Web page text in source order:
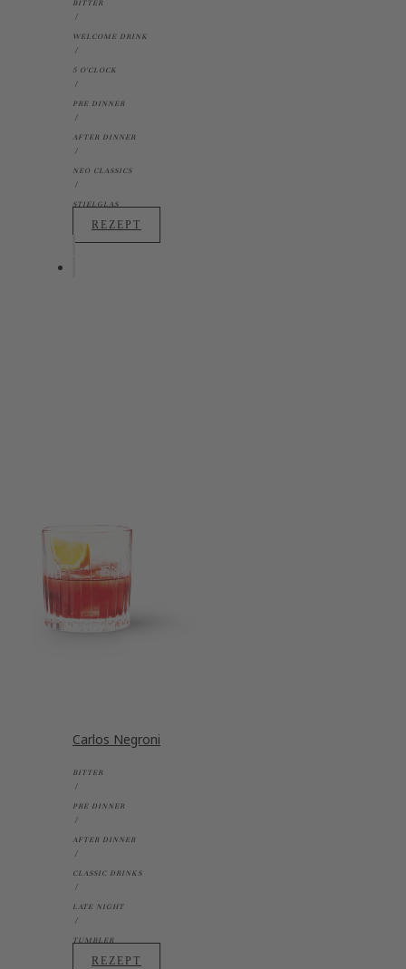
BITTER
WELCOME DRINK
5 O'CLOCK
PRE DINNER
AFTER DINNER
NEO CLASSICS
STIELGLAS
REZEPT
Carlos Negroni
BITTER
PRE DINNER
AFTER DINNER
CLASSIC DRINKS
LATE NIGHT
TUMBLER
REZEPT